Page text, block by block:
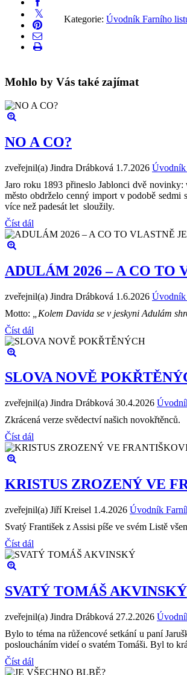
Kategorie: Úvodník Farního
Mohlo by Vás také zajímat
NO A CO?
zveřejnil(a) Jindra Drábková 1.7.2026 Úvodník
Jaro roku 1893 přineslo Jablonci dvě
město obdrželo cenný import v podobě sedmi
více než padesát let sloužily.
Číst dál
ADULÁM 2026 – A CO TO
zveřejnil(a) Jindra Drábková 1.6.2026 Úvodník
Motto:
„Kolem Davida se v jeskyni Adulám
Číst dál
SLOVA NOVĚ
zveřejnil(a) Jindra Drábková 30.4.2026
Zkrácená verze svědectví našich novokřtěnců.
Číst dál
KRISTUS ZROZENÝ VE
zveřejnil(a) Jiří Kreisel 1.4.2026 Úvodník
Svatý František z Assisi píše ve svém Listě
Číst dál
SVATÝ TOMÁŠ AKVINSKÝ
zveřejnil(a) Jindra Drábková 27.2.2026
Bylo to téma na růžencové setkání u paní
posloucháním videí o svatém Tomáši. Byl to
Číst dál